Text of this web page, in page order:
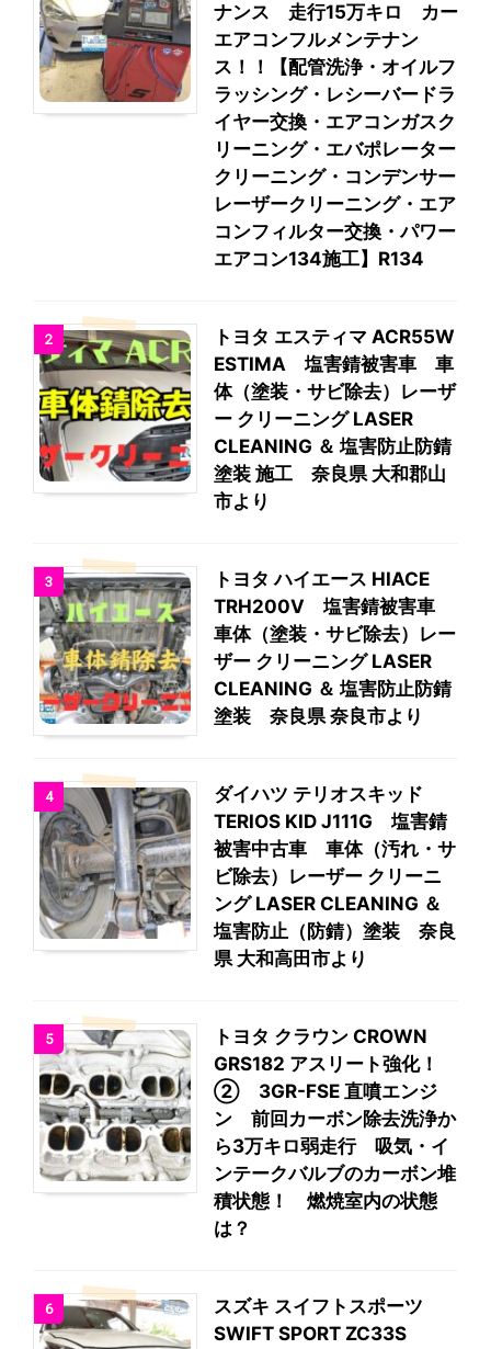
ナンス 走行15万キロ カー
エアコンフルメンテナン
ス！！【配管洗浄・オイルフ
ラッシング・レシーバードラ
イヤー交換・エアコンガスク
リーニング・エバポレーター
クリーニング・コンデンサー
レーザークリーニング・エア
コンフィルター交換・パワー
エアコン134施工】R134
2
トヨタ エスティマ ACR55W
ESTIMA 塩害錆被害車 車
体（塗装・サビ除去）レーザ
ー クリーニング LASER
CLEANING ＆ 塩害防止防錆
塗装 施工 奈良県 大和郡山
市より
3
トヨタ ハイエース HIACE
TRH200V 塩害錆被害車
車体（塗装・サビ除去）レー
ザー クリーニング LASER
CLEANING ＆ 塩害防止防錆
塗装 奈良県 奈良市より
4
ダイハツ テリオスキッド
TERIOS KID J111G 塩害錆
被害中古車 車体（汚れ・サ
ビ除去）レーザー クリーニ
ング LASER CLEANING ＆
塩害防止（防錆）塗装 奈良
県 大和高田市より
5
トヨタ クラウン CROWN
GRS182 アスリート強化！
② 3GR-FSE 直噴エンジ
ン 前回カーボン除去洗浄か
ら3万キロ弱走行 吸気・イ
ンテークバルブのカーボン堆
積状態！ 燃焼室内の状態
は？
6
スズキ スイフトスポーツ
SWIFT SPORT ZC33S